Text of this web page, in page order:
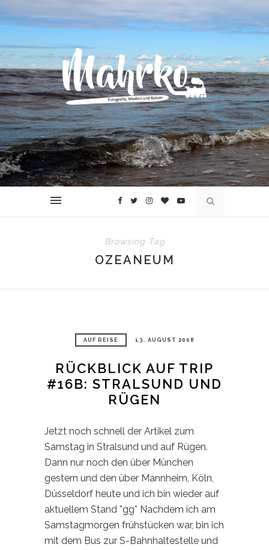
Browsing Tag
OZEANEUM
AUF REISE 13. AUGUST 2008
RÜCKBLICK AUF TRIP
#16B: STRALSUND UND
RÜGEN
Jetzt noch schnell der Artikel zum
Samstag in Stralsund und auf Rügen.
Dann nur noch den über München
gestern und den über Mannheim, Köln,
Düsseldorf heute und ich bin wieder auf
aktuellem Stand *gg* Nachdem ich am
Samstagmorgen frühstücken war, bin ich
mit dem Bus zur S-Bahnhaltestelle und